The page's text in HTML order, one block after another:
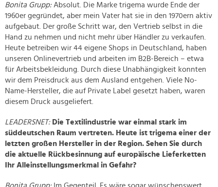
Bonita Grupp:Absolut. Die Marke trigema wurde Ende der
1960er gegründet, aber mein Vater hat sie in den 1970ern aktiv
aufgebaut. Der große Schritt war, den Vertrieb selbst in die
Hand zu nehmen und nicht mehr über Händler zu verkaufen.
Heute betreiben wir 44 eigene Shops in Deutschland, haben
unseren Onlinevertrieb und arbeiten im B2B-Bereich – etwa
für Arbeitsbekleidung. Durch diese Unabhängigkeit konnten
wir dem Preisdruck aus dem Ausland entgehen. Viele No-
Name-Hersteller, die auf Private Label gesetzt haben, waren
diesem Druck ausgeliefert.
LEADERSNET: Die Textilindustrie war einmal stark im
süddeutschen Raum vertreten. Heute ist trigema einer der
letzten großen Hersteller in der Region. Sehen Sie durch
die aktuelle Rückbesinnung auf europäische Lieferketten
Ihr Alleinstellungsmerkmal in Gefahr?